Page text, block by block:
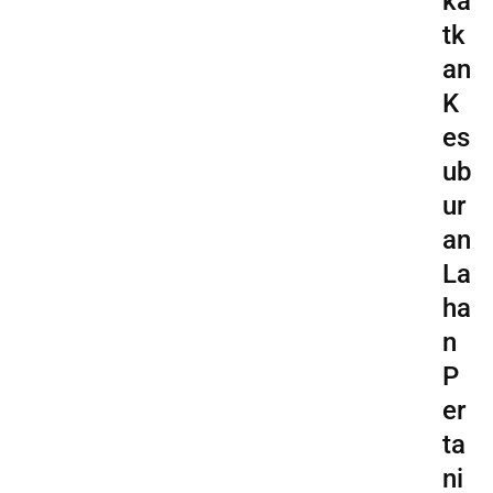
tk
an
K
es
ub
ur
an
La
ha
n
P
er
ta
ni